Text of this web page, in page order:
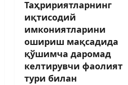
Таҳририятларнинг
иқтисодий
имкониятларини
ошириш мақсадида
қўшимча даромад
келтирувчи фаолият
тури билан